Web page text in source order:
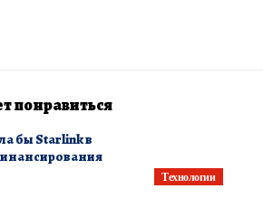
понравиться
Технологии
бы Starlink в